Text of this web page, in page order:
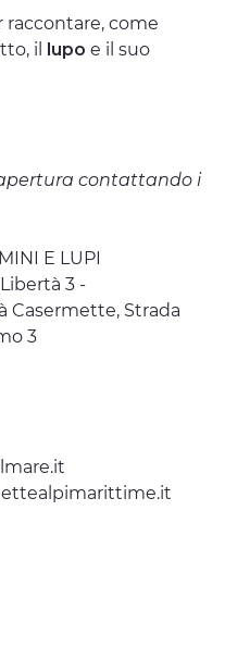
come
il
lupo e il suo
contattando i
E LUPI
3 -
Casermette, Strada
3